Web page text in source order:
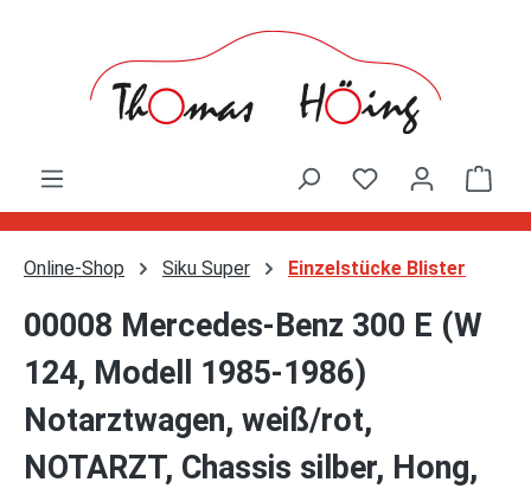
Online-Shop Siku Super Einzelstücke Blister
00008 Mercedes-Benz 300 E (W
124, Modell 1985-1986)
Notarztwagen, weiß/rot,
NOTARZT, Chassis silber, Hong,